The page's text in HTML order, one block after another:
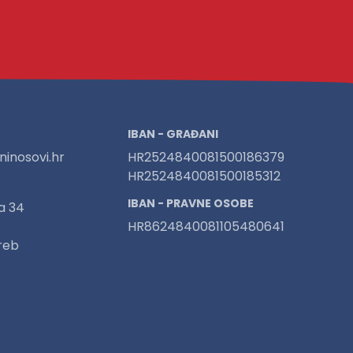
34
IBAN - GRAĐANI
HR2524840081500186379
HR2524840081500185312
IBAN - PRAVNE OSOBE
HR8624840081105480641